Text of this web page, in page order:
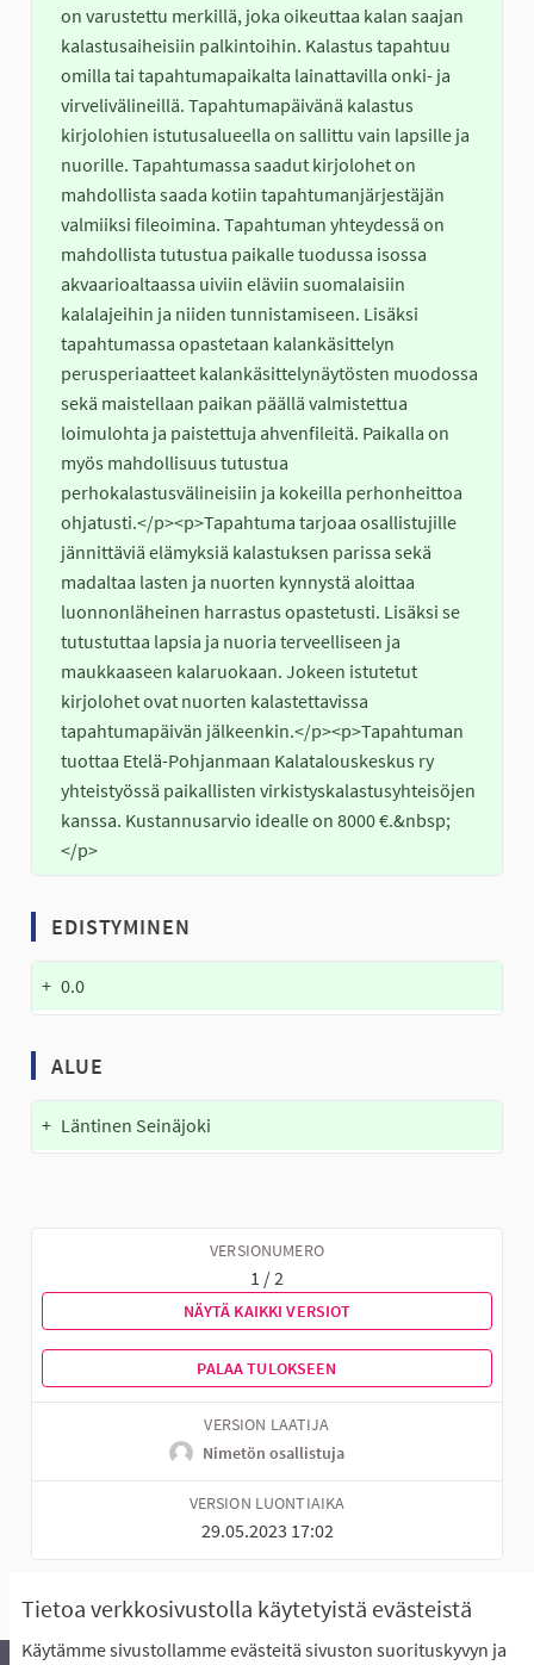
Tietoa verkkosivustolla käytetyistä evästeistä
Käytämme sivustollamme evästeitä sivuston suorituskyvyn ja
on varustettu merkillä, joka oikeuttaa kalan saajan
kalastusaiheisiin palkintoihin. Kalastus tapahtuu
omilla tai tapahtumapaikalta lainattavilla onki- ja
virvelivälineillä. Tapahtumapäivänä kalastus
kirjolohien istutusalueella on sallittu vain lapsille ja
nuorille. Tapahtumassa saadut kirjolohet on
mahdollista saada kotiin tapahtumanjärjestäjän
valmiiksi fileoimina. Tapahtuman yhteydessä on
mahdollista tutustua paikalle tuodussa isossa
akvaarioaltaassa uiviin eläviin suomalaisiin
kalalajeihin ja niiden tunnistamiseen. Lisäksi
tapahtumassa opastetaan kalankäsittelyn
perusperiaatteet kalankäsittelynäytösten muodossa
sekä maistellaan paikan päällä valmistettua
loimulohta ja paistettuja ahvenfileitä. Paikalla on
myös mahdollisuus tutustua
perhokalastusvälineisiin ja kokeilla perhonheittoa
ohjatusti.</p><p>Tapahtuma tarjoaa osallistujille
jännittäviä elämyksiä kalastuksen parissa sekä
madaltaa lasten ja nuorten kynnystä aloittaa
luonnonläheinen harrastus opastetusti. Lisäksi se
tutustuttaa lapsia ja nuoria terveelliseen ja
maukkaaseen kalaruokaan. Jokeen istutetut
kirjolohet ovat nuorten kalastettavissa
tapahtumapäivän jälkeenkin.</p><p>Tapahtuman
tuottaa Etelä-Pohjanmaan Kalatalouskeskus ry
yhteistyössä paikallisten virkistyskalastusyhteisöjen
kanssa. Kustannusarvio idealle on 8000 €.&nbsp;
</p>
EDISTYMINEN
+ 0.0
ALUE
+ Läntinen Seinäjoki
VERSIONUMERO
1 / 2
NÄYTÄ KAIKKI VERSIOT
PALAA TULOKSEEN
VERSION LAATIJA
Nimetön osallistuja
VERSION LUONTIAIKA
29.05.2023 17:02